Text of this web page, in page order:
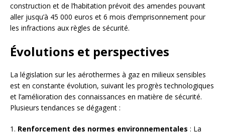
construction et de l’habitation prévoit des amendes pouvant
aller jusqu’à 45 000 euros et 6 mois d’emprisonnement pour
les infractions aux règles de sécurité.
Évolutions et perspectives
La législation sur les aérothermes à gaz en milieux sensibles
est en constante évolution, suivant les progrès technologiques
et l’amélioration des connaissances en matière de sécurité.
Plusieurs tendances se dégagent :
1. Renforcement des normes environnementales : La